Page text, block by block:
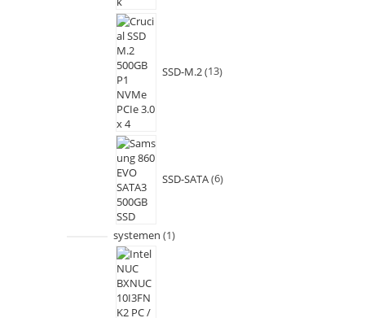
SSD-M.2 13
SSD-SATA 6
systemen 1